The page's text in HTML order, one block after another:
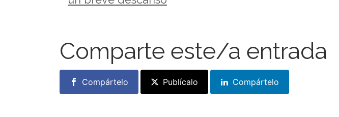
Comparte este/a entrada
Compártelo Publícalo Compártelo